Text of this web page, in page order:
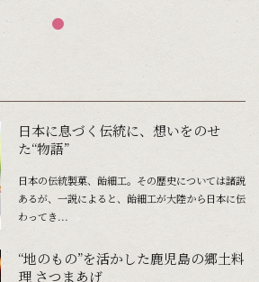
日本に息づく伝統に、想いをのせ
た“物語”
日本の伝統製菓、飴細工。その歴史については諸説
あるが、一説によると、飴細工が大陸から日本に伝
わってき...
“地のもの”を活かした鹿児島の郷土料
理 さつまあげ